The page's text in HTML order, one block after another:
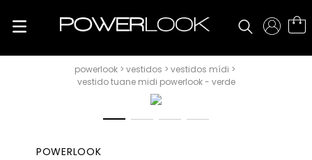
vestidos
vestidos mídi
vestido tuane midi powerlook - verde
POWERLOOK